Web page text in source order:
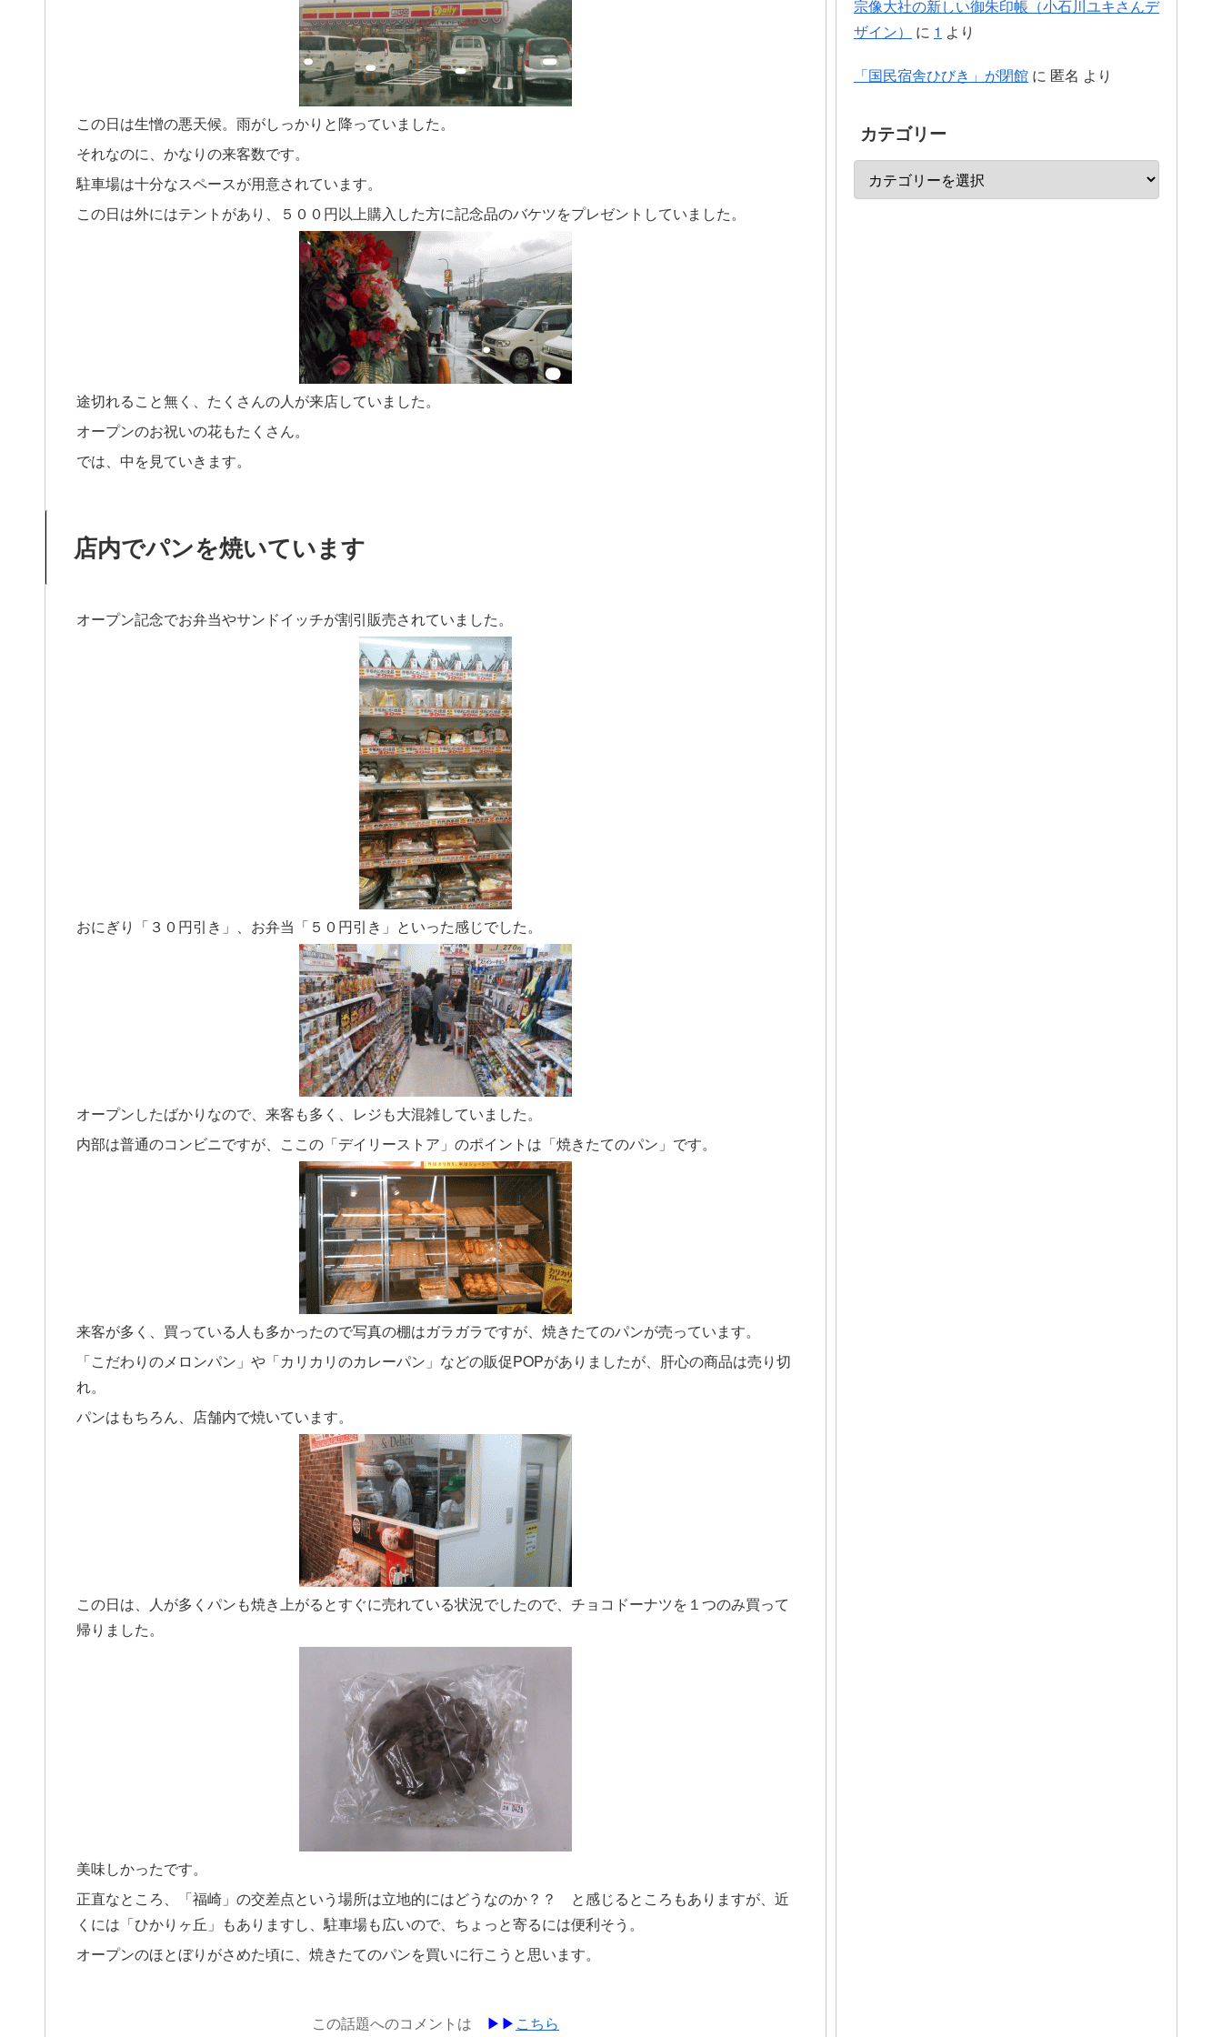
この日は生憎の悪天候。雨がしっかりと降っていました。
それなのに、かなりの来客数です。
駐車場は十分なスペースが用意されています。
この日は外にはテントがあり、５００円以上購入した方に記念品のバケツをプレゼントしていました。
途切れること無く、たくさんの人が来店していました。
オープンのお祝いの花もたくさん。
では、中を見ていきます。
店内でパンを焼いています
オープン記念でお弁当やサンドイッチが割引販売されていました。
おにぎり「３０円引き」、お弁当「５０円引き」といった感じでした。
オープンしたばかりなので、来客も多く、レジも大混雑していました。
内部は普通のコンビニですが、ここの「デイリーストア」のポイントは「焼きたてのパン」です。
来客が多く、買っている人も多かったので写真の棚はガラガラですが、焼きたてのパンが売っています。
「こだわりのメロンパン」や「カリカリのカレーパン」などの販促POPがありましたが、肝心の商品は売り切
れ。
パンはもちろん、店舗内で焼いています。
この日は、人が多くパンも焼き上がるとすぐに売れている状況でしたので、チョコドーナツを１つのみ買って
帰りました。
美味しかったです。
正直なところ、「福崎」の交差点という場所は立地的にはどうなのか？？ と感じるところもありますが、近
くには「ひかりヶ丘」もありますし、駐車場も広いので、ちょっと寄るには便利そう。
オープンのほとぼりがさめた頃に、焼きたてのパンを買いに行こうと思います。
この話題へのコメントは ▶︎▶︎ こちら
宗像大社の新しい御朱印帳（小石川ユキさんデ
ザイン）
に 1 より
「国民宿舎ひびき」が閉館 に 匿名 より
カテゴリー